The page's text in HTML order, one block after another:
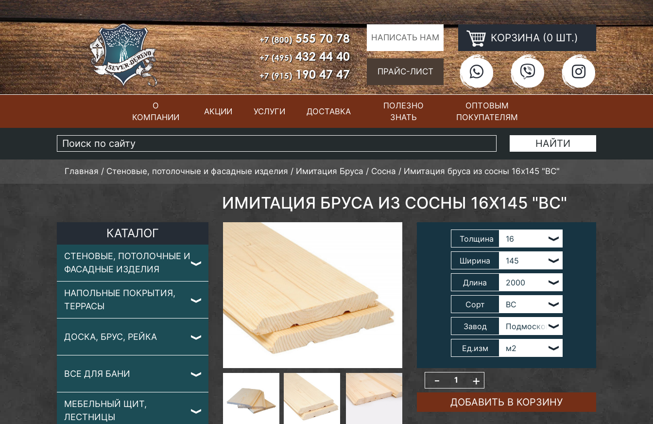
+7 (800)555 70 78
+7 (495)432 44 40
+7 (915)190 47 47
НАПИСАТЬ НАМ
ПРАЙС-ЛИСТ
КОРЗИНА (0 ШТ.)
ГЛАВНАЯ
О
КОМПАНИИ
АКЦИИ УСЛУГИ ДОСТАВКА
ПОЛЕЗНО
ЗНАТЬ
ОПТОВЫМ
ПОКУПАТЕЛЯМ
КОНТАКТЫ
Главная / Стеновые, потолочные и фасадные изделия / Имитация Бруса / Сосна / Имитация бруса из сосны 16х145 "ВС"
ИМИТАЦИЯ БРУСА ИЗ СОСНЫ 16Х145 "ВС"
КАТАЛОГ
СТЕНОВЫЕ, ПОТОЛОЧНЫЕ И
ФАСАДНЫЕ ИЗДЕЛИЯ
НАПОЛЬНЫЕ ПОКРЫТИЯ,
ТЕРРАСЫ
ДОСКА, БРУС, РЕЙКА
ВСЕ ДЛЯ БАНИ
МЕБЕЛЬНЫЙ ЩИТ,
ЛЕСТНИЦЫ
Толщина
Ширина
Длина
Сорт
Завод
Ед.изм
- +
ДОБАВИТЬ В КОРЗИНУ